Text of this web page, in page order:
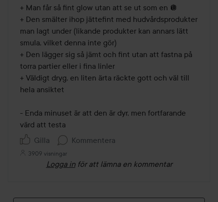
av
5
+ Man får så fint glow utan att se ut som en 🪩
+ Den smälter ihop jättefint med hudvårdsprodukter
man lagt under (likande produkter kan annars lätt
smula, vilket denna inte gör)
+ Den lägger sig så jämt och fint utan att fastna på
torra partier eller i fina linler
+ Väldigt dryg, en liten ärta räckte gott och väl till
hela ansiktet
- Enda minuset är att den är dyr, men fortfarande
värd att testa
Gilla
Kommentera
3909 visningar
Logga in för att lämna en kommentar